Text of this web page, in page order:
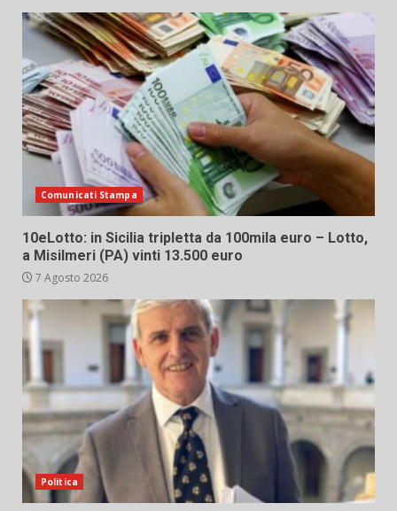
Comunicati Stampa
10eLotto: in Sicilia tripletta da 100mila euro – Lotto,
a Misilmeri (PA) vinti 13.500 euro
7 Agosto 2026
Politica